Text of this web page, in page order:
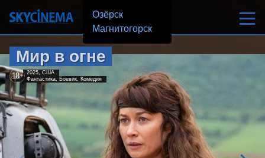
Озёрск
Магнитогорск
Мир в огне
18+ 2025, США
Фантастика, Боевик, Комедия